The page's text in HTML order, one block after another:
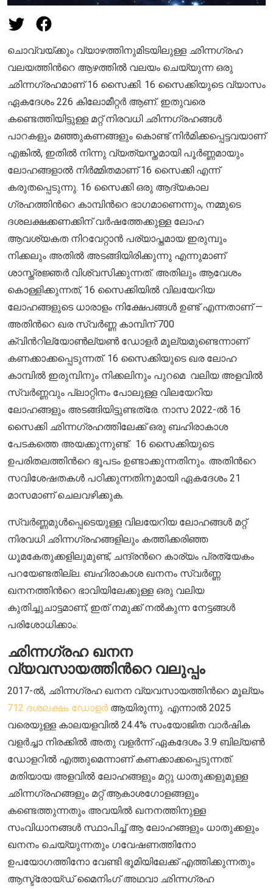
ചൊവ്വയ്ക്കും വ്യാഴത്തിനുമിടയിലുള്ള ഛിന്നഗ്രഹ
വലയത്തിന്‍റെ ആഴത്തിൽ വലയം ചെയ്യുന്ന ഒരു
ഛിന്നഗ്രഹമാണ് 16 സൈക്കി. 16 സൈക്കിയുടെ വ്യാസം
ഏകദേശം 226 കിലോമീറ്റർ ആണ്. ഇതുവരെ
കണ്ടെത്തിയിട്ടുള്ള മറ്റ് നിരവധി ഛിന്നഗ്രഹങ്ങള്‍
പാറകളും മഞ്ഞുകണങ്ങളും കൊണ്ട് നിര്‍മിക്കപ്പെട്ടവയാണ്
എങ്കില്‍, ഇതില്‍ നിന്നു വ്യത്യസ്തമായി പൂർണ്ണമായും
ലോഹങ്ങളാൽ നിർമ്മിതമാണ് 16 സൈക്കി എന്ന്
കരുതപ്പെടുന്നു. 16 സൈക്കി ഒരു ആദ്യകാല
ഗ്രഹത്തിന്‍റെ കാമ്പിന്‍റെ ഭാഗമാണെന്നും, നമ്മുടെ
ദശലക്ഷക്കണക്കിന് വർഷത്തേക്കുള്ള ലോഹ
ആവശ്യകത നിറവേറ്റാൻ പര്യാപ്തമായ ഇരുമ്പും
നിക്കലും അതിൽ അടങ്ങിയിരിക്കുന്നു എന്നുമാണ്
ശാസ്ത്രജ്ഞർ വിശ്വസിക്കുന്നത്. അതിലും ആവേശം
കൊള്ളിക്കുന്നത്, 16 സൈക്കിയിൽ വിലയേറിയ
ലോഹങ്ങളുടെ ധാരാളം നിക്ഷേപങ്ങൾ ഉണ്ട് എന്നതാണ് —
അതിന്‍റെ ഖര സ്വർണ്ണ കാമ്പിന് 700
ക്വിന്‍റില്യോണ്‍ല്യൺ ഡോളർ മൂല്യമുണ്ടെന്നാണ്
കണക്കാക്കപ്പെടുന്നത്. 16 സൈക്കിയുടെ ഖര ലോഹ
കാമ്പിൽ ഇരുമ്പിനും നിക്കലിനും പുറമെ വലിയ അളവില്‍
സ്വർണ്ണവും പ്ലാറ്റിനം പോലുള്ള വിലയേറിയ
ലോഹങ്ങളും അടങ്ങിയിട്ടുണ്ടത്രേ. നാസ 2022-ൽ 16
സൈക്കി ഛിന്നഗ്രഹത്തിലേക്ക് ഒരു ബഹിരാകാശ
പേടകത്തെ അയക്കുന്നുണ്ട്. 16 സൈക്കിയുടെ
ഉപരിതലത്തിന്‍റെ ഭൂപടം ഉണ്ടാക്കുന്നതിനും. അതിന്‍റെ
സവിശേഷതകൾ പഠിക്കുന്നതിനുമായി ഏകദേശം 21
മാസമാണ് ചെലവഴിക്കുക.
സ്വർണ്ണമുൾപ്പെടെയുള്ള വിലയേറിയ ലോഹങ്ങൾ മറ്റ്
നിരവധി ഛിന്നഗ്രഹങ്ങളിലും കത്തിക്കരിഞ്ഞ
ധൂമകേതുക്കളിലുമുണ്ട്, ചന്ദ്രന്‍റെ കാര്യം പ്രത്യേകം
പറയേണ്ടതില്ല. ബഹിരാകാശ ഖനനം സ്വർണ്ണ
ഖനനത്തിന്‍റെ ഭാവിയിലേക്കുള്ള ഒരു വലിയ
കുതിച്ചുചാട്ടമാണ്; ഇത് നമുക്ക് നല്‍കുന്ന നേട്ടങ്ങള്‍
പരിശോധിക്കാം:
ഛിന്നഗ്രഹ ഖനന
വ്യവസായത്തിന്‍റെ വലുപ്പം
2017-ൽ, ഛിന്നഗ്രഹ ഖനന വ്യവസായത്തിന്‍റെ മൂല്യം
712 ദശലക്ഷം ഡോളർആയിരുന്നു. എന്നാൽ 2025
വരെയുള്ള കാലയളവില്‍ 24.4% സംയോജിത വാര്‍ഷിക
വളര്‍ച്ചാ നിരക്കില്‍ അതു വളർന്ന് ഏകദേശം 3.9 ബില്യൺ
ഡോളറിൽ എത്തുമെന്നാണ് കണക്കാക്കപ്പെടുന്നത്.
മതിയായ അളവിൽ ലോഹങ്ങളും മറ്റു ധാതുക്കളുമുള്ള
ഛിന്നഗ്രഹങ്ങളും മറ്റ് ആകാശഗോളങ്ങളും
കണ്ടെത്തുന്നതും അവയിൽ ഖനനത്തിനുള്ള
സംവിധാനങ്ങൾ സ്ഥാപിച്ച് ആ ലോഹങ്ങളും ധാതുക്കളും
ഖനനം ചെയ്യുന്നതും ഗവേഷണത്തിനോ
ഉപയോഗത്തിനോ വേണ്ടി ഭൂമിയിലേക്ക് എത്തിക്കുന്നതും
ആസ്ട്രോയ്ഡ് മൈനിംഗ് അഥവാ ഛിന്നഗ്രഹ